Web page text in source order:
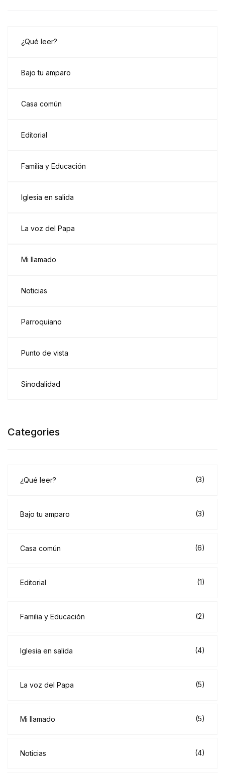
¿Qué leer?
Bajo tu amparo
Casa común
Editorial
Familia y Educación
Iglesia en salida
La voz del Papa
Mi llamado
Noticias
Parroquiano
Punto de vista
Sinodalidad
Categories
¿Qué leer? (3)
Bajo tu amparo (3)
Casa común (6)
Editorial (1)
Familia y Educación (2)
Iglesia en salida (4)
La voz del Papa (5)
Mi llamado (5)
Noticias (4)